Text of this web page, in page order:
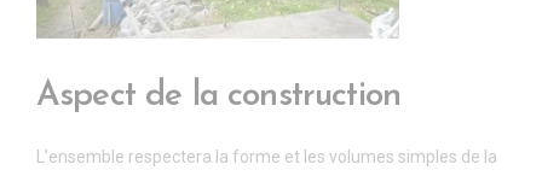
Aspect de la construction
L’ensemble respectera la forme et les volumes simples de la